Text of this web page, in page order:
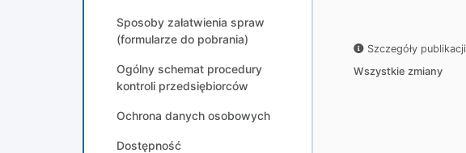
Sposoby załatwienia spraw
(formularze do pobrania)
Ogólny schemat procedury
kontroli przedsiębiorców
Ochrona danych osobowych
Dostępność
Szczegóły publikacji
Wszystkie zmiany